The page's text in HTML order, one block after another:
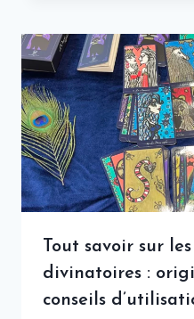
Tout savoir sur
divinatoires :
conseils